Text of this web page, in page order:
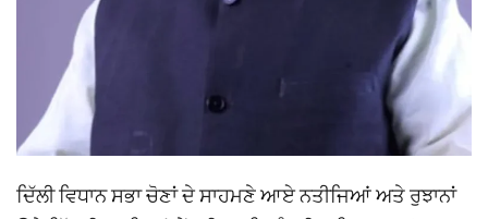
ਦਿੱਲੀ ਵਿਧਾਨ ਸਭਾ ਚੋਣਾਂ ਦੇ ਸਾਹਮਣੇ ਆਏ ਨਤੀਜਿਆਂ ਅਤੇ ਰੁਝਾਨਾਂ